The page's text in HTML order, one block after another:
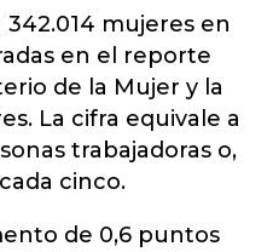
mujeres en
en el reporte
de la Mujer y la
La cifra equivale a
trabajadoras o,
cinco.
de 0,6 puntos